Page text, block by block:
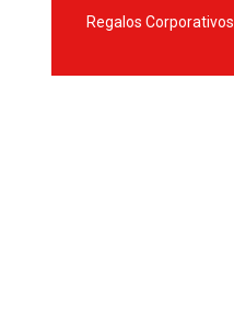
Regalos Corporativos